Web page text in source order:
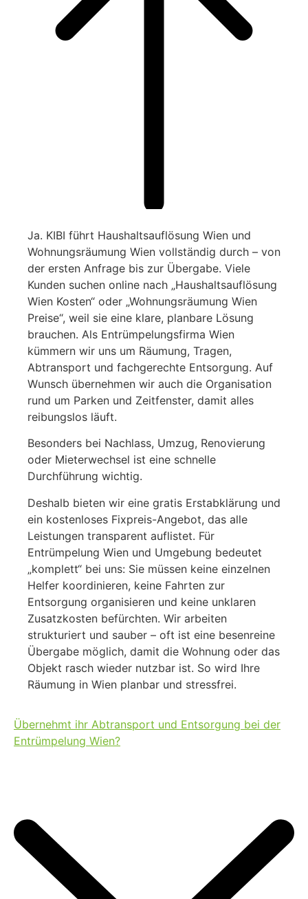
Ja. KIBI führt Haushaltsauflösung Wien und
Wohnungsräumung Wien vollständig durch – von
der ersten Anfrage bis zur Übergabe. Viele
Kunden suchen online nach „Haushaltsauflösung
Wien Kosten“ oder „Wohnungsräumung Wien
Preise“, weil sie eine klare, planbare Lösung
brauchen. Als Entrümpelungsfirma Wien
kümmern wir uns um Räumung, Tragen,
Abtransport und fachgerechte Entsorgung. Auf
Wunsch übernehmen wir auch die Organisation
rund um Parken und Zeitfenster, damit alles
reibungslos läuft.
Besonders bei Nachlass, Umzug, Renovierung
oder Mieterwechsel ist eine schnelle
Durchführung wichtig.
Deshalb bieten wir eine gratis Erstabklärung und
ein kostenloses Fixpreis-Angebot, das alle
Leistungen transparent auflistet. Für
Entrümpelung Wien und Umgebung bedeutet
„komplett“ bei uns: Sie müssen keine einzelnen
Helfer koordinieren, keine Fahrten zur
Entsorgung organisieren und keine unklaren
Zusatzkosten befürchten. Wir arbeiten
strukturiert und sauber – oft ist eine besenreine
Übergabe möglich, damit die Wohnung oder das
Objekt rasch wieder nutzbar ist. So wird Ihre
Räumung in Wien planbar und stressfrei.
Übernehmt ihr Abtransport und Entsorgung bei der
Entrümpelung Wien?